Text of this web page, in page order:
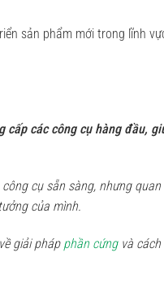
sản phẩm mới trong lĩnh
cấp các công cụ hàng đầu,
cụ sẵn sàng, nhưng quan
của mình.
giải phápphần cứngvà cách